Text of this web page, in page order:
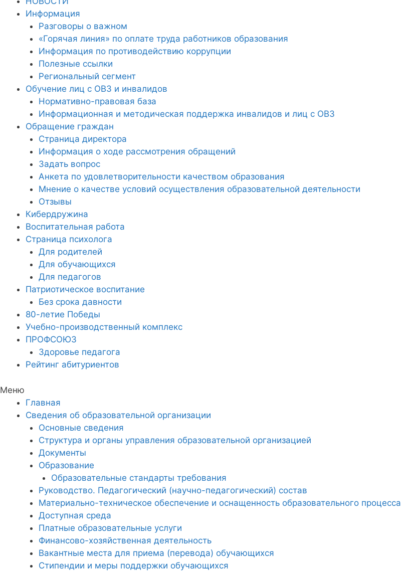
Информация
Разговоры о важном
«Горячая линия» по оплате труда работников образования
Информация по противодействию коррупции
Полезные ссылки
Региональный сегмент
Обучение лиц с ОВЗ и инвалидов
Нормативно-правовая база
Информационная и методическая поддержка инвалидов и лиц с ОВЗ
Обращение граждан
Страница директора
Информация о ходе рассмотрения обращений
Задать вопрос
Анкета по удовлетворительности качеством образования
Мнение о качестве условий осуществления образовательной деятельности
Отзывы
Кибердружина
Воспитательная работа
Страница психолога
Для родителей
Для обучающихся
Для педагогов
Патриотическое воспитание
Без срока давности
80-летие Победы
Учебно-производственный комплекс
ПРОФСОЮЗ
Здоровье педагога
Рейтинг абитуриентов
Меню
Главная
Сведения об образовательной организации
Основные сведения
Структура и органы управления образовательной организацией
Документы
Образование
Образовательные стандарты требования
Руководство. Педагогический (научно-педагогический) состав
Материально-техническое обеспечение и оснащенность образовательного процесса
Доступная среда
Платные образовательные услуги
Финансово-хозяйственная деятельность
Вакантные места для приема (перевода) обучающихся
Стипендии и меры поддержки обучающихся